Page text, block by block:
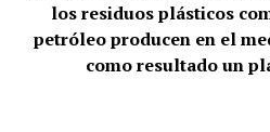
los residuos plásticos
petróleo producen en el
como resultado un